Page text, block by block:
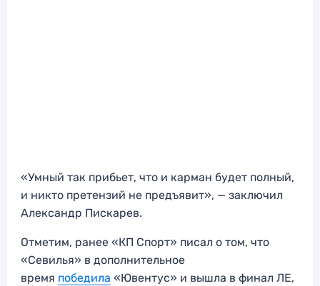
«Умный так прибьет, что и карман будет полный,
и никто претензий не предъявит», — заключил
Александр Пискарев.
Отметим, ранее «КП Спорт» писал о том, что
«Севилья» в дополнительное
время победила «Ювентус» и вышла в финал ЛЕ,